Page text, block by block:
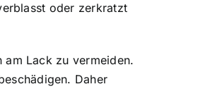
oder zerkratzt
Lack zu vermeiden.
Daher